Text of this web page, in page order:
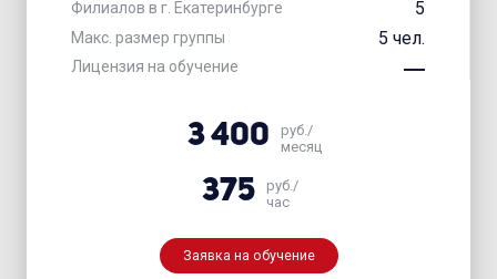
Филиалов в г. Екатеринбурге 5
Макс. размер группы 5 чел.
Лицензия на обучение
3 400
руб./
месяц
375
руб./
час
Заявка на обучение